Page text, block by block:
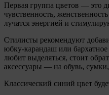
Первая группа цветов — это
чувственность,
лучатся энергией и
Стилисты рекомендуют
юбку-карандаш или
любит выделяться, стоит
аксессуары — на обувь,
Классический синий цвет